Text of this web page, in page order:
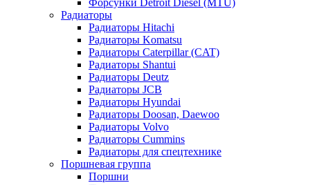
Радиаторы
Радиаторы Hitachi
Радиаторы Komatsu
Радиаторы Caterpillar (CAT)
Радиаторы Shantui
Радиаторы Deutz
Радиаторы JCB
Радиаторы Hyundai
Радиаторы Doosan, Daewoo
Радиаторы Volvo
Радиаторы Cummins
Радиаторы для спецтехнике
Поршневая группа
Поршни